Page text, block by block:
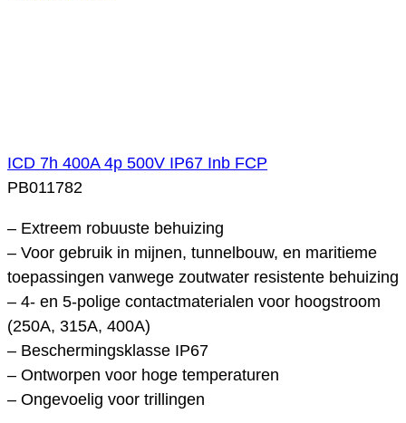
ICD 7h 400A 4p 500V IP67 Inb FCP
PB011782
– Extreem robuuste behuizing
– Voor gebruik in mijnen, tunnelbouw, en maritieme
toepassingen vanwege zoutwater resistente behuizing
– 4- en 5-polige contactmaterialen voor hoogstroom
(250A, 315A, 400A)
– Beschermingsklasse IP67
– Ontworpen voor hoge temperaturen
– Ongevoelig voor trillingen